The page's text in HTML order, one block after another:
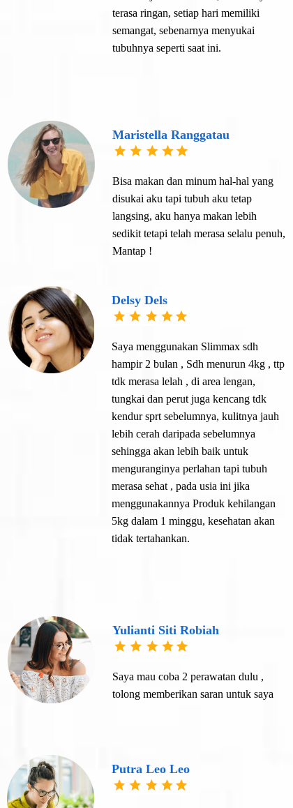
terasa ringan, setiap hari memiliki
semangat, sebenarnya menyukai
tubuhnya seperti saat ini.
Maristella Ranggatau
Bisa makan dan minum hal-hal yang
disukai aku tapi tubuh aku tetap
langsing, aku hanya makan lebih
sedikit tetapi telah merasa selalu penuh,
Mantap !
Yulianti Siti Robiah
Saya mau coba 2 perawatan dulu ,
tolong memberikan saran untuk saya
Delsy Dels
Saya menggunakan Slimmax sdh
hampir 2 bulan , Sdh menurun 4kg , ttp
tdk merasa lelah , di area lengan,
tungkai dan perut juga kencang tdk
kendur sprt sebelumnya, kulitnya jauh
lebih cerah daripada sebelumnya
sehingga akan lebih baik untuk
menguranginya perlahan tapi tubuh
merasa sehat , pada usia ini jika
menggunakannya Produk kehilangan
5kg dalam 1 minggu, kesehatan akan
tidak tertahankan.
Putra Leo Leo